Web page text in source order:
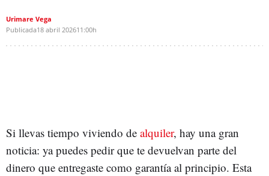
Urimare Vega
Publicada18 abril 202611:00h
Si llevas tiempo viviendo de alquiler, hay una gran
noticia: ya puedes pedir que te devuelvan parte del
dinero que entregaste como garantía al principio. Esta